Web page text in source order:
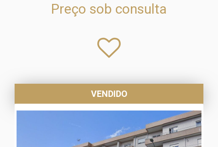
Preço sob consulta
VENDIDO